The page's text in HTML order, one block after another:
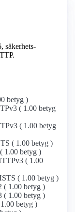
säkerhets­
betyg )
( 1.00 betyg
( 1.00 betyg
( 1.00 betyg )
1.00 betyg )
( 1.00
( 1.00 betyg )
( 1.00 betyg )
( 1.00 betyg )
betyg )